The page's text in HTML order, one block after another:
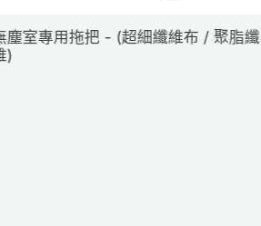
塵室專用拖把 - (超細纖維布 / 聚脂纖
)